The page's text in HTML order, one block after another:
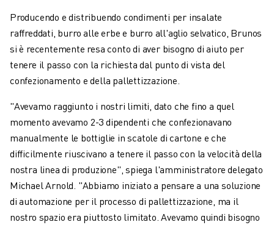
Producendo e distribuendo condimenti per insalate
raffreddati, burro alle erbe e burro all'aglio selvatico, Brunos
si è recentemente resa conto di aver bisogno di aiuto per
tenere il passo con la richiesta dal punto di vista del
confezionamento e della pallettizzazione.
"Avevamo raggiunto i nostri limiti, dato che fino a quel
momento avevamo 2-3 dipendenti che confezionavano
manualmente le bottiglie in scatole di cartone e che
difficilmente riuscivano a tenere il passo con la velocità della
nostra linea di produzione", spiega l'amministratore delegato
Michael Arnold. "Abbiamo iniziato a pensare a una soluzione
di automazione per il processo di pallettizzazione, ma il
nostro spazio era piuttosto limitato. Avevamo quindi bisogno